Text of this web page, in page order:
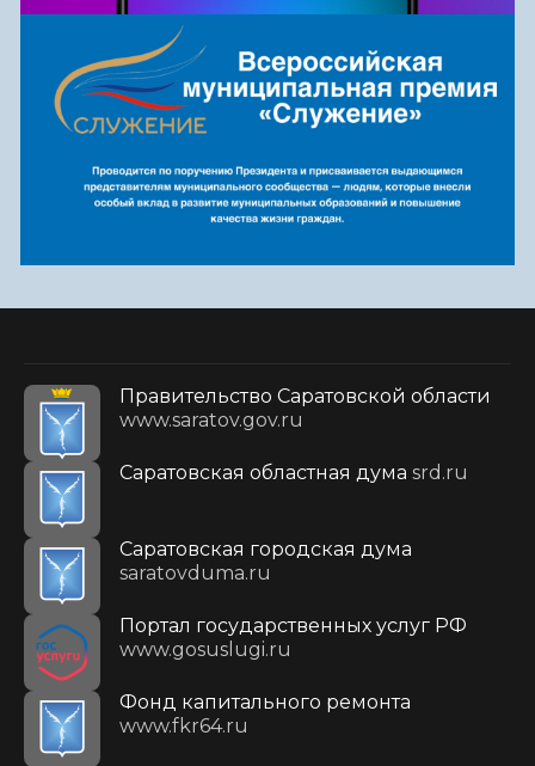
Правительство Саратовской области
www.saratov.gov.ru
Саратовская областная дума srd.ru
Саратовская городская дума
saratovduma.ru
Портал государственных услуг РФ
www.gosuslugi.ru
Фонд капитального ремонта
www.fkr64.ru